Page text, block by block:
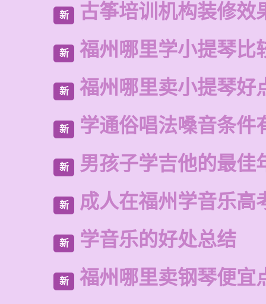
新 古筝培训机构装修效
新 福州哪里学小提琴比
新 福州哪里卖小提琴好
新 学通俗唱法嗓音条件
新 男孩子学吉他的最佳
新 成人在福州学音乐高
新 学音乐的好处总结
新 福州哪里卖钢琴便宜